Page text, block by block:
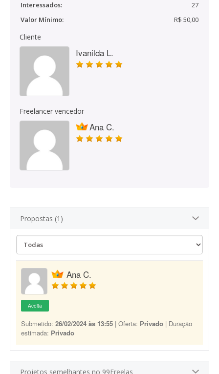
Interessados:
27
Valor Mínimo:
R$ 50,00
Cliente
Ivanilda L.
Freelancer vencedor
Ana C.
Propostas (1)
Ana C.
Aceita
Submetido: 26/02/2024 às 13:55 | Oferta: Privado | Duração
estimada: Privado
Projetos semelhantes no 99Freelas